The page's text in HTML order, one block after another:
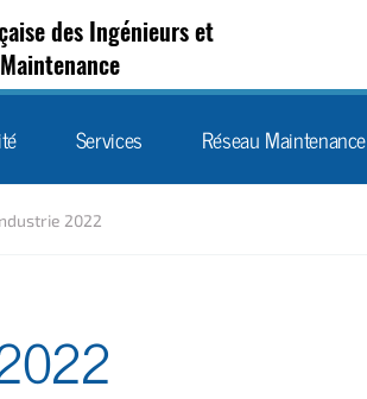
des Ingénieurs et
Services Réseau Maintenance
2022